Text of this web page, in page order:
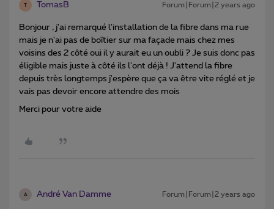
T TomasB Forum|Forum|2 years ago
Bonjour , j'ai remarqué l'installation de la fibre dans ma rue
mais je n'ai pas de boîtier sur ma façade mais chez mes
voisins des 2 côté oui il y aurait eu un oubli ? Je suis donc pas
éligible mais juste à côté ils l'ont déjà ! J'attend la fibre
depuis très longtemps j'espère que ça va être vite réglé et je
vais pas devoir encore attendre des mois
Merci pour votre aide
A André Van Damme Forum|Forum|2 years ago